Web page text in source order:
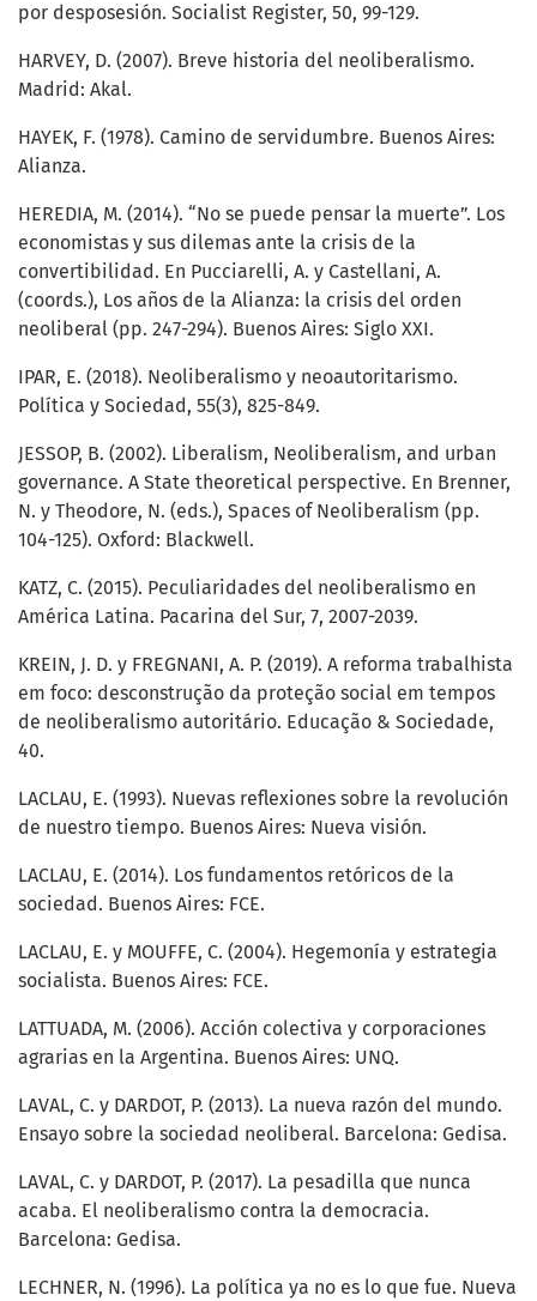
por desposesión. Socialist Register, 50, 99-129.
HARVEY, D. (2007). Breve historia del neoliberalismo.
Madrid: Akal.
HAYEK, F. (1978). Camino de servidumbre. Buenos Aires:
Alianza.
HEREDIA, M. (2014). “No se puede pensar la muerte”. Los
economistas y sus dilemas ante la crisis de la
convertibilidad. En Pucciarelli, A. y Castellani, A.
(coords.), Los años de la Alianza: la crisis del orden
neoliberal (pp. 247-294). Buenos Aires: Siglo XXI.
IPAR, E. (2018). Neoliberalismo y neoautoritarismo.
Política y Sociedad, 55(3), 825-849.
JESSOP, B. (2002). Liberalism, Neoliberalism, and urban
governance. A State theoretical perspective. En Brenner,
N. y Theodore, N. (eds.), Spaces of Neoliberalism (pp.
104-125). Oxford: Blackwell.
KATZ, C. (2015). Peculiaridades del neoliberalismo en
América Latina. Pacarina del Sur, 7, 2007-2039.
KREIN, J. D. y FREGNANI, A. P. (2019). A reforma trabalhista
em foco: desconstrução da proteção social em tempos
de neoliberalismo autoritário. Educação & Sociedade,
40.
LACLAU, E. (1993). Nuevas reflexiones sobre la revolución
de nuestro tiempo. Buenos Aires: Nueva visión.
LACLAU, E. (2014). Los fundamentos retóricos de la
sociedad. Buenos Aires: FCE.
LACLAU, E. y MOUFFE, C. (2004). Hegemonía y estrategia
socialista. Buenos Aires: FCE.
LATTUADA, M. (2006). Acción colectiva y corporaciones
agrarias en la Argentina. Buenos Aires: UNQ.
LAVAL, C. y DARDOT, P. (2013). La nueva razón del mundo.
Ensayo sobre la sociedad neoliberal. Barcelona: Gedisa.
LAVAL, C. y DARDOT, P. (2017). La pesadilla que nunca
acaba. El neoliberalismo contra la democracia.
Barcelona: Gedisa.
LECHNER, N. (1996). La política ya no es lo que fue. Nueva